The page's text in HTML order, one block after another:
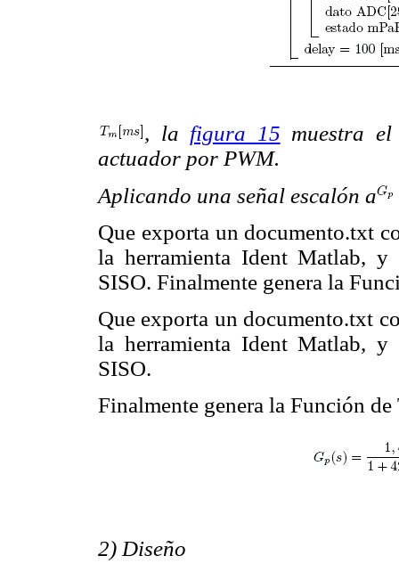
, la figura 15 muestra
actuador por PWM.
Aplicando una señal escalón a
Que exporta un documento.txt
la herramienta Ident Matlab,
SISO. Finalmente genera la
Que exporta un documento.txt
la herramienta Ident Matlab,
SISO.
Finalmente genera la Función de
2) Diseño